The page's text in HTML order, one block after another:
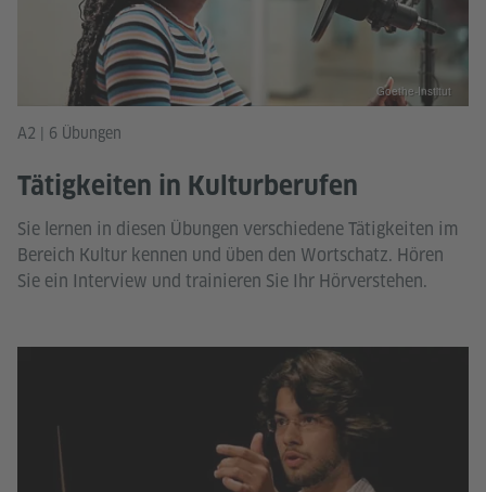
A2 | 6 Übungen
Tätigkeiten in Kulturberufen
Sie lernen in diesen Übungen verschiedene Tätigkeiten im
Bereich Kultur kennen und üben den Wortschatz. Hören
Sie ein Interview und trainieren Sie Ihr Hörverstehen.
Goethe-Institut